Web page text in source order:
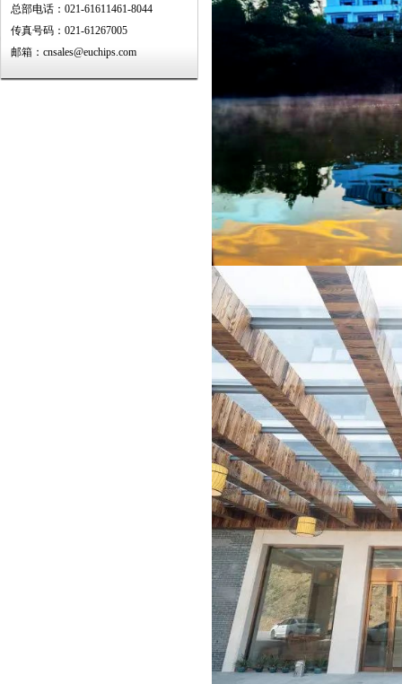
总部电话：021-61611461-8044
传真号码：021-61267005
邮箱：cnsales@euchips.com